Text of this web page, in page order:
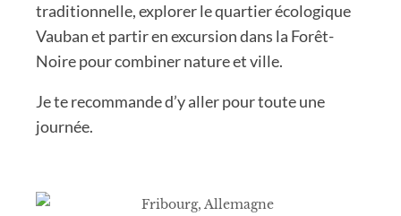
traditionnelle, explorer le quartier écologique
Vauban et partir en excursion dans la Forêt-
Noire pour combiner nature et ville.
Je te recommande d’y aller pour toute une
journée.